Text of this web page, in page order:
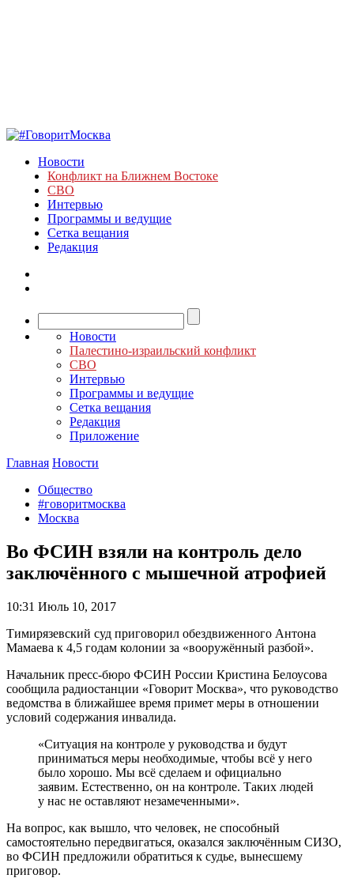
Новости
Конфликт на Ближнем Востоке
СВО
Интервью
Программы и ведущие
Сетка вещания
Редакция
Новости
Палестино-израильский конфликт
СВО
Интервью
Программы и ведущие
Сетка вещания
Редакция
Приложение
Главная Новости
Общество
#говоритмосква
Москва
Во ФСИН взяли на контроль дело
заключённого с мышечной атрофией
10:31 Июль 10, 2017
Тимирязевский суд приговорил обездвиженного Антона
Мамаева к 4,5 годам колонии за «вооружённый разбой».
Начальник пресс-бюро ФСИН России Кристина Белоусова
сообщила радиостанции «Говорит Москва», что руководство
ведомства в ближайшее время примет меры в отношении
условий содержания инвалида.
«Ситуация на контроле у руководства и будут
приниматься меры необходимые, чтобы всё у него
было хорошо. Мы всё сделаем и официально
заявим. Естественно, он на контроле. Таких людей
у нас не оставляют незамеченными».
На вопрос, как вышло, что человек, не способный
самостоятельно передвигаться, оказался заключённым СИЗО,
во ФСИН предложили обратиться к судье, вынесшему
приговор.